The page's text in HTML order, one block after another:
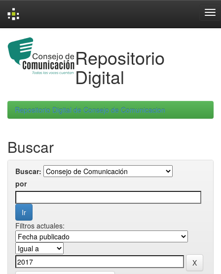
navigation
Repositorio
Digital
Repositorio Digital de Consejo de Comunicacion
Buscar
Buscar:
por
Filtros actuales: